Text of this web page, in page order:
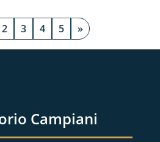
2 3 4 5 »
Campiani